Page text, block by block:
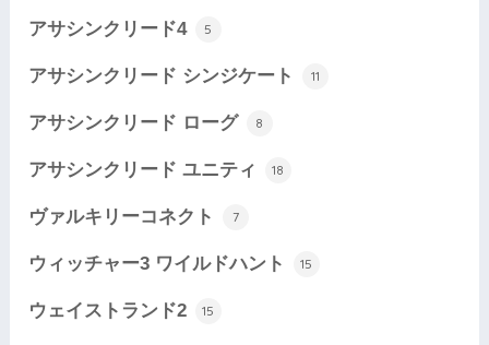
アサシンクリード4 5
アサシンクリード シンジケート 11
アサシンクリード ローグ 8
アサシンクリード ユニティ 18
ヴァルキリーコネクト 7
ウィッチャー3 ワイルドハント 15
ウェイストランド2 15